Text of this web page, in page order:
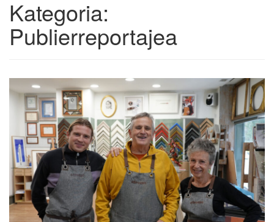
Kategoria:
Publierreportajea